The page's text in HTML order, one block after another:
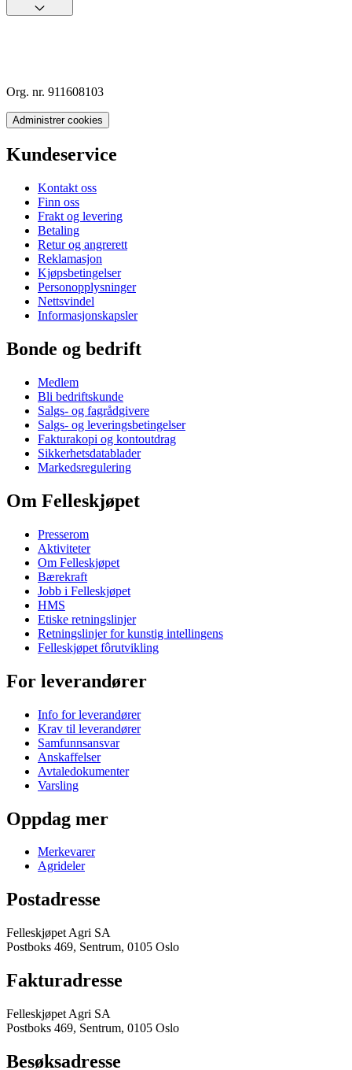
Org. nr. 911608103
Administrer cookies
Kundeservice
Kontakt oss
Finn oss
Frakt og levering
Betaling
Retur og angrerett
Reklamasjon
Kjøpsbetingelser
Personopplysninger
Nettsvindel
Informasjonskapsler
Bonde og bedrift
Medlem
Bli bedriftskunde
Salgs- og fagrådgivere
Salgs- og leveringsbetingelser
Fakturakopi og kontoutdrag
Sikkerhetsdatablader
Markedsregulering
Om Felleskjøpet
Presserom
Aktiviteter
Om Felleskjøpet
Bærekraft
Jobb i Felleskjøpet
HMS
Etiske retningslinjer
Retningslinjer for kunstig intellingens
Felleskjøpet fôrutvikling
For leverandører
Info for leverandører
Krav til leverandører
Samfunnsansvar
Anskaffelser
Avtaledokumenter
Varsling
Oppdag mer
Merkevarer
Agrideler
Postadresse
Felleskjøpet Agri SA
Postboks 469, Sentrum, 0105 Oslo
Fakturadresse
Felleskjøpet Agri SA
Postboks 469, Sentrum, 0105 Oslo
Besøksadresse